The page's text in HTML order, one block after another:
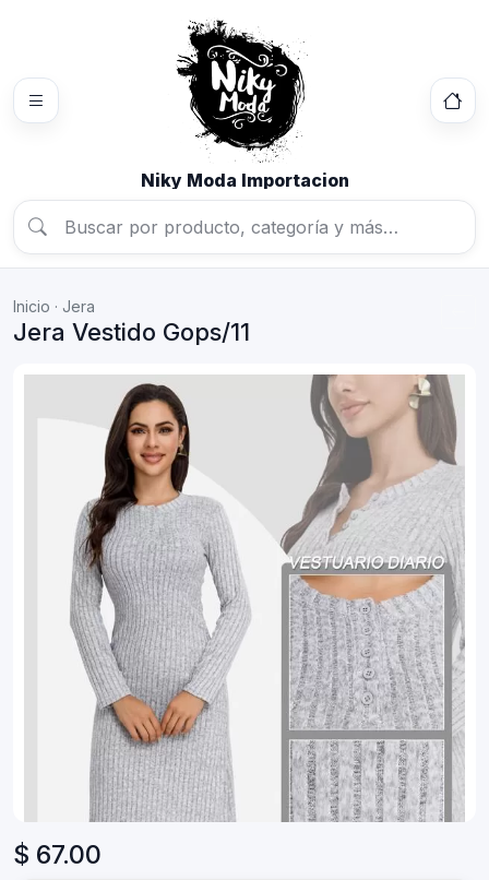
Niky Moda Importacion
Inicio · Jera
Jera Vestido Gops/11
$ 67.00